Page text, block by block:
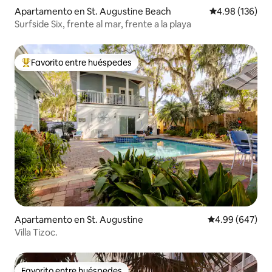
Apartamento en St. Augustine Beach Calificación
4.98 (136)
Surfside Six, frente al mar, frente a la playa
Favorito entre huéspedes preferido
Favorito entre huéspedes
Apartamento en St. Augustine Calificación
4.99 (647)
Villa Tizoc.